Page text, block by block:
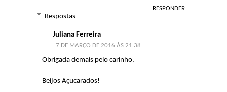
RESPONDER
Respostas
Juliana Ferreira
7 DE MARÇO DE 2016 ÀS 21:38
Obrigada demais pelo carinho.
Beijos Açucarados!